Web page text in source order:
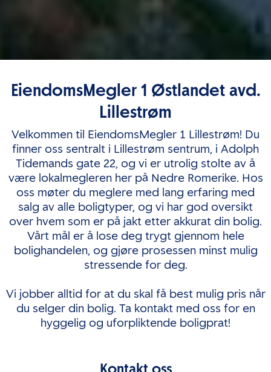
EiendomsMegler 1 Østlandet avd.
Lillestrøm
Velkommen til EiendomsMegler 1 Lillestrøm! Du
finner oss sentralt i Lillestrøm sentrum, i Adolph
Tidemands gate 22, og vi er utrolig stolte av å
være lokalmegleren her på Nedre Romerike. Hos
oss møter du meglere med lang erfaring med
salg av alle boligtyper, og vi har god oversikt
over hvem som er på jakt etter akkurat din bolig.
Vårt mål er å lose deg trygt gjennom hele
bolighandelen, og gjøre prosessen minst mulig
stressende for deg.
Vi jobber alltid for at du skal få best mulig pris når
du selger din bolig. Ta kontakt med oss for en
hyggelig og uforpliktende boligprat!
Kontakt oss